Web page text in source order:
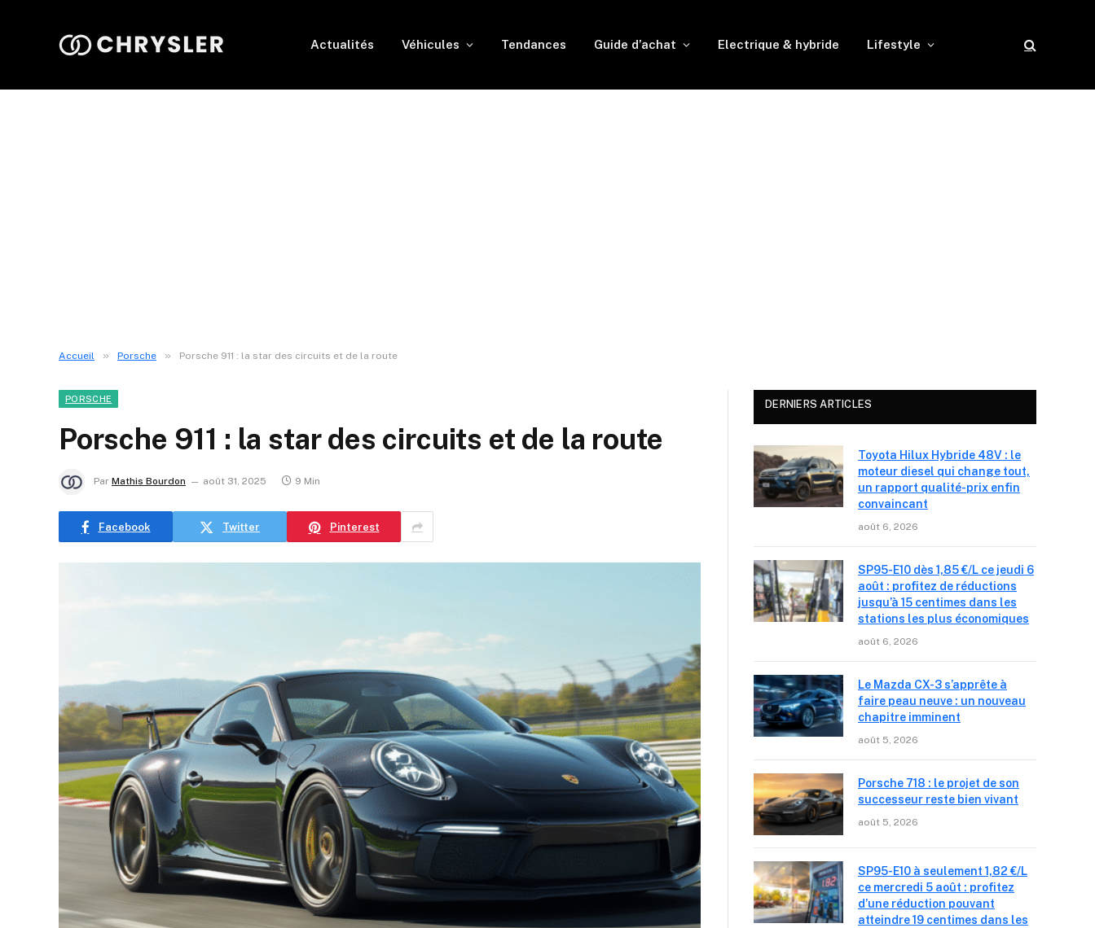
Actualités Véhicules Tendances Guide d’achat Electrique & hybride Lifestyle
Accueil » Porsche » Porsche 911 : la star des circuits et de la route
PORSCHE
Porsche 911 : la star des circuits et de la route
Par Mathis Bourdon août 31, 2025 9 Min
Facebook Twitter Pinterest
DERNIERS ARTICLES
Toyota Hilux Hybride 48V : le
moteur diesel qui change tout,
un rapport qualité-prix enfin
convaincant
août 6, 2026
SP95-E10 dès 1,85 €/L ce jeudi 6
août : profitez de réductions
jusqu’à 15 centimes dans les
stations les plus économiques
août 6, 2026
Le Mazda CX-3 s’apprête à
faire peau neuve : un nouveau
chapitre imminent
août 5, 2026
Porsche 718 : le projet de son
successeur reste bien vivant
août 5, 2026
SP95-E10 à seulement 1,82 €/L
ce mercredi 5 août : profitez
d’une réduction pouvant
atteindre 19 centimes dans les